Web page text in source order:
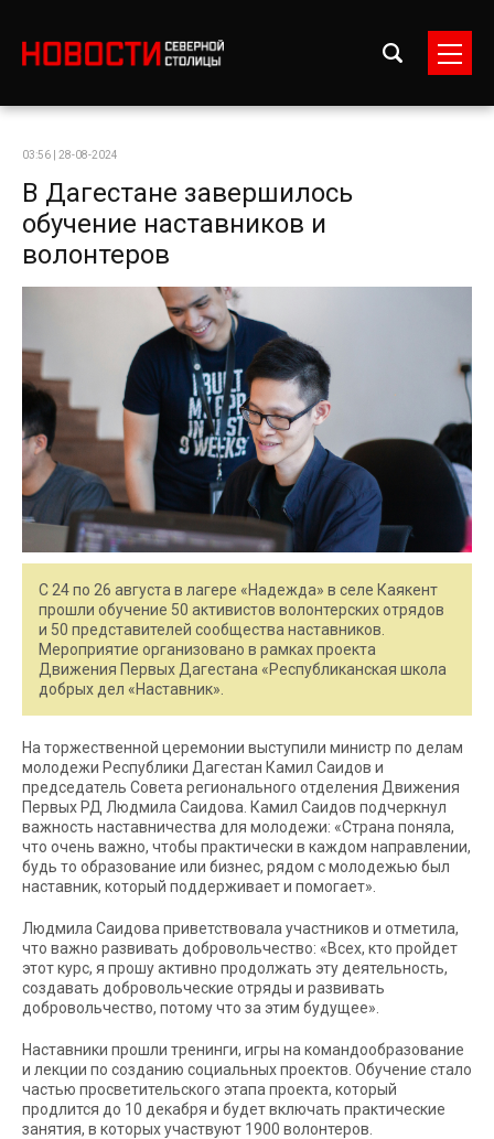
03:56 | 28-08-2024
В Дагестане завершилось
обучение наставников и
волонтеров
С 24 по 26 августа в лагере «Надежда» в селе Каякент
прошли обучение 50 активистов волонтерских отрядов
и 50 представителей сообщества наставников.
Мероприятие организовано в рамках проекта
Движения Первых Дагестана «Республиканская школа
добрых дел «Наставник».
На торжественной церемонии выступили министр по делам
молодежи Республики Дагестан Камил Саидов и
председатель Совета регионального отделения Движения
Первых РД Людмила Саидова. Камил Саидов подчеркнул
важность наставничества для молодежи: «Страна поняла,
что очень важно, чтобы практически в каждом направлении,
будь то образование или бизнес, рядом с молодежью был
наставник, который поддерживает и помогает».
Людмила Саидова приветствовала участников и отметила,
что важно развивать добровольчество: «Всех, кто пройдет
этот курс, я прошу активно продолжать эту деятельность,
создавать добровольческие отряды и развивать
добровольчество, потому что за этим будущее».
Наставники прошли тренинги, игры на командообразование
и лекции по созданию социальных проектов. Обучение стало
частью просветительского этапа проекта, который
продлится до 10 декабря и будет включать практические
занятия, в которых участвуют 1900 волонтеров.